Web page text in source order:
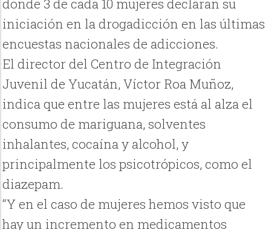
donde 3 de cada 10 mujeres declaran su
iniciación en la drogadicción en las últimas
encuestas nacionales de adicciones.
El director del Centro de Integración
Juvenil de Yucatán, Víctor Roa Muñoz,
indica que entre las mujeres está al alza el
consumo de mariguana, solventes
inhalantes, cocaína y alcohol, y
principalmente los psicotrópicos, como el
diazepam.
“Y en el caso de mujeres hemos visto que
hay un incremento en medicamentos